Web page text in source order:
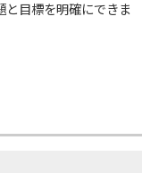
目標を明確にできま